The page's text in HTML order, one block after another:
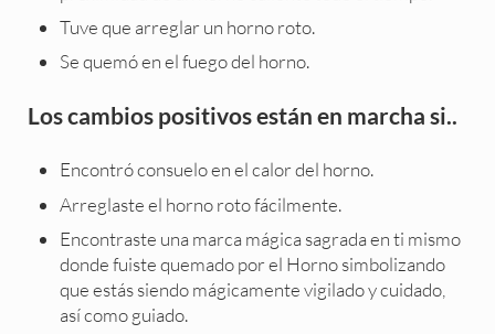
Tuve que arreglar un horno roto.
Se quemó en el fuego del horno.
Los cambios positivos están en marcha si..
Encontró consuelo en el calor del horno.
Arreglaste el horno roto fácilmente.
Encontraste una marca mágica sagrada en ti mismo
donde fuiste quemado por el Horno simbolizando
que estás siendo mágicamente vigilado y cuidado,
así como guiado.